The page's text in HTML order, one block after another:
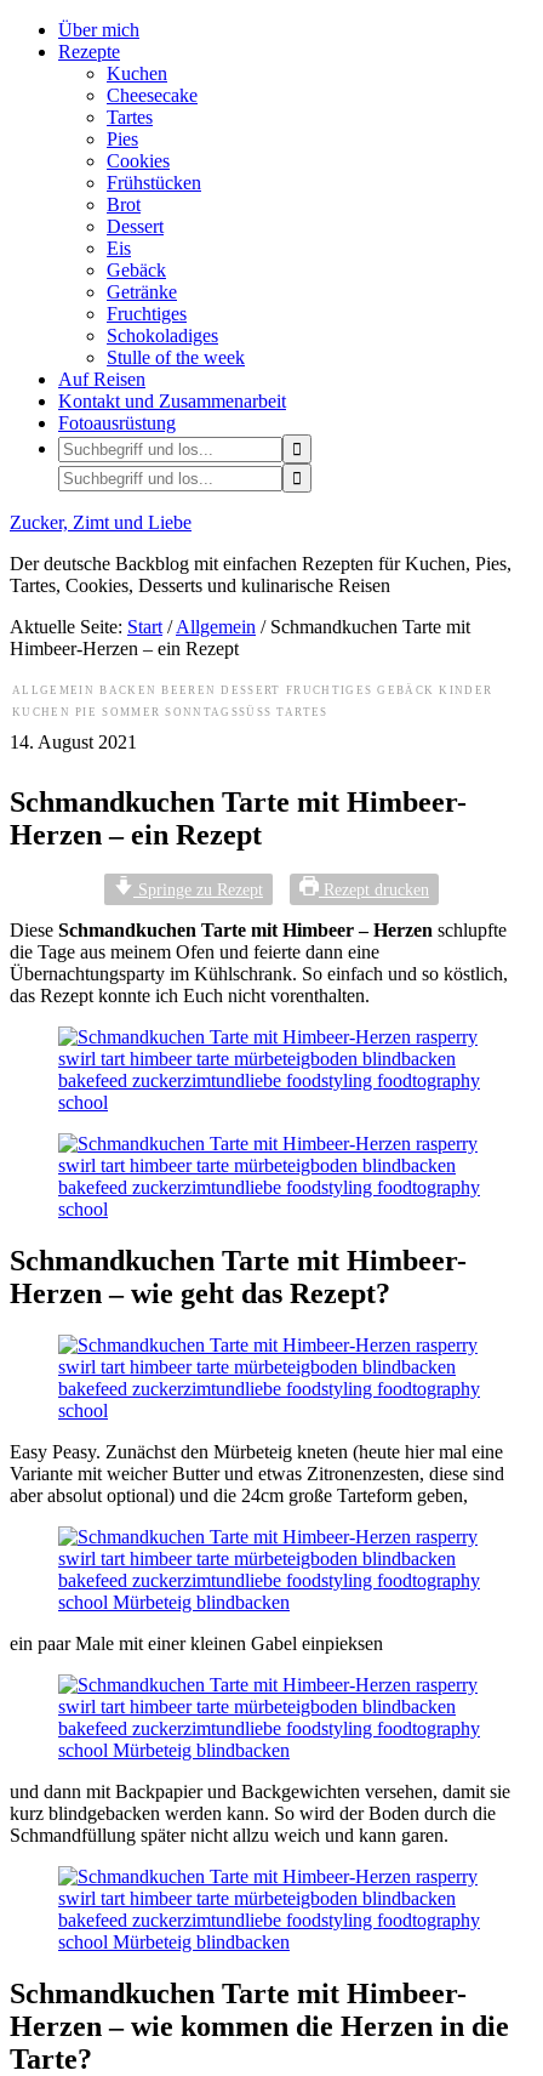
Über mich
Rezepte
Kuchen
Cheesecake
Tartes
Pies
Cookies
Frühstücken
Brot
Dessert
Eis
Gebäck
Getränke
Fruchtiges
Schokoladiges
Stulle of the week
Auf Reisen
Kontakt und Zusammenarbeit
Fotoausrüstung
Zucker, Zimt und Liebe
Der deutsche Backblog mit einfachen Rezepten für Kuchen, Pies,
Tartes, Cookies, Desserts und kulinarische Reisen
Aktuelle Seite: Start / Allgemein /Schmandkuchen Tarte mit
Himbeer-Herzen – ein Rezept
ALLGEMEIN BACKEN BEEREN DESSERT FRUCHTIGES GEBÄCK
KINDER
KUCHEN
PIE SOMMER SONNTAGSSÜSS TARTES
14. August 2021
Schmandkuchen Tarte mit Himbeer-
Herzen – ein Rezept
Springe zu Rezept Rezept drucken
Diese Schmandkuchen Tarte mit Himbeer – Herzen schlupfte
die Tage aus meinem Ofen und feierte dann eine
Übernachtungsparty im Kühlschrank. So einfach und so köstlich,
das Rezept konnte ich Euch nicht vorenthalten.
Schmandkuchen Tarte mit Himbeer-
Herzen – wie geht das Rezept?
Easy Peasy. Zunächst den Mürbeteig kneten (heute hier mal eine
Variante mit weicher Butter und etwas Zitronenzesten, diese sind
aber absolut optional) und die 24cm große Tarteform geben,
ein paar Male mit einer kleinen Gabel einpieksen
und dann mit Backpapier und Backgewichten versehen, damit sie
kurz blindgebacken werden kann. So wird der Boden durch die
Schmandfüllung später nicht allzu weich und kann garen.
Schmandkuchen Tarte mit Himbeer-
Herzen – wie kommen die Herzen in die
Tarte?